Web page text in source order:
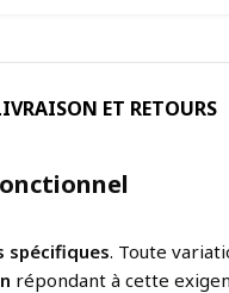
ET RETOURS
spécifiques. Toute
répondant à cette